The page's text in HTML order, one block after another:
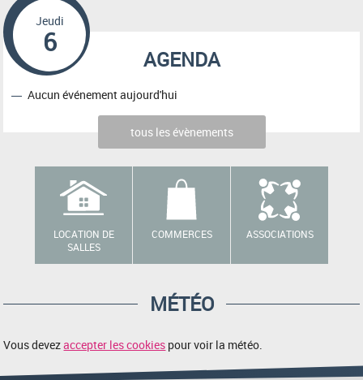
AGENDA
Jeudi
6
Aucun événement aujourd'hui
tous les évènements
LOCATION DE
SALLES
COMMERCES ASSOCIATIONS
MÉTÉO
Vous devezaccepter les cookies pour voir la météo.